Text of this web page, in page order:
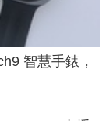
智慧手錶，